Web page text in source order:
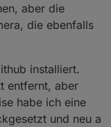
aber die
die ebenfalls
installiert.
entfernt, aber
habe ich eine
und neu a